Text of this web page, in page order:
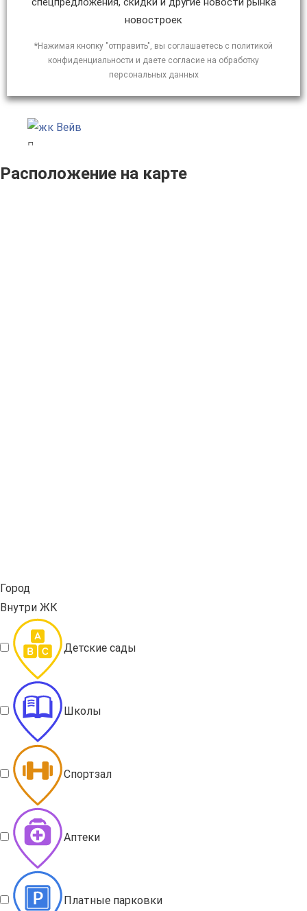
новостроек
*Нажимая кнопку "отправить", вы соглашаетесь с политикой
конфиденциальности и даете согласие на обработку
персональных данных
Расположение на карте
Город
Внутри ЖК
Детские сады
Школы
Спортзал
Аптеки
Платные парковки